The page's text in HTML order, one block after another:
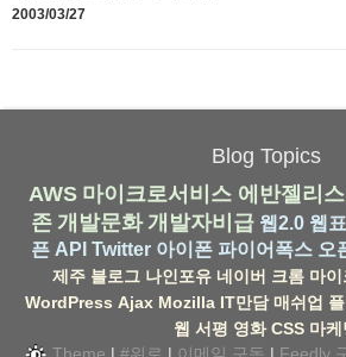
2003/03/27
Blog Topics
AWS 마이크로서비스 에반젤리
존 개발문화 개발자비급 웹2.0 웹
픈 API Twitter 아이폰 파이어폭스 오
제주 블로그 나인포유 네이버 크롬 마
WordPress Ajax Mozilla IT만담 매쉬업
웹 서평 영화 CSS 마케
Theme | #위로 | 이메일 구독 | Feedly